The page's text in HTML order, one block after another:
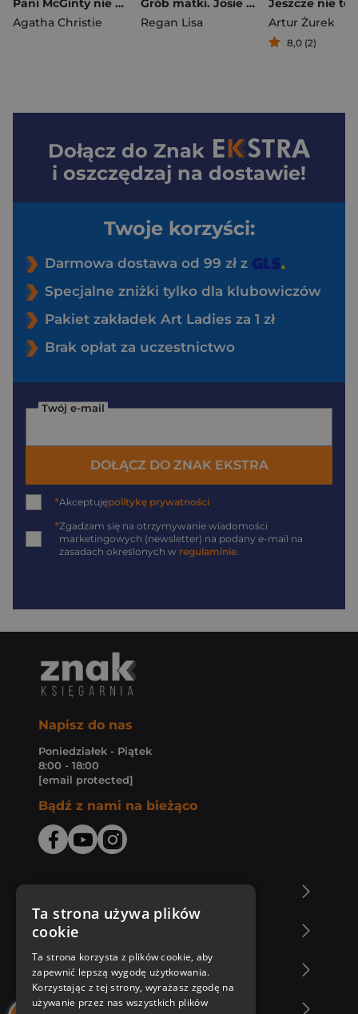
Agatha Christie
Regan Lisa
Artur Żurek
8,0 (2)
Dołącz do Znak
i oszczędzaj na dostawie!
Twoje korzyści:
Darmowa dostawa od 99 zł z
Specjalne zniżki tylko dla klubowiczów
Pakiet zakładek Art Ladies za 1 zł
Brak opłat za uczestnictwo
Twój e-mail
DOŁĄCZ DO ZNAK EKSTRA
*Akceptujępolitykę prywatności
*Zgadzam się na otrzymywanie wiadomości
marketingowych (newsletter) na podany e-mail na
zasadach określonych w regulaminie
Napisz do nas
Poniedziałek - Piątek
8:00 - 18:00
[email protected]
Bądź z nami na bieżąco
Zakupy u nas
Nasza oferta
Nasi autorzy
Ta strona używa plików
cookie
Ta strona korzysta z plików cookie, aby
zapewnić lepszą wygodę użytkowania.
Korzystając z tej strony, wyrażasz zgodę na
używanie przez nas wszystkich plików